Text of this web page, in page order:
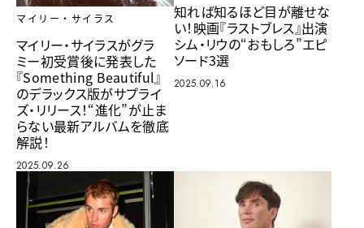
マイリー・サイラス
マイリー・サイラスがグラ
ミー初受賞後に発表した
『Something Beautiful』
のデラックス版がサプライ
ズ・リリース！“進化”が止ま
らない最新アルバムを徹底
解説！
2025.09.26
知れば知るほど目が離せな
い！映画『ラストブレス』出演
シム・リウの“おもしろ”エピ
ソード3選
2025.09.16